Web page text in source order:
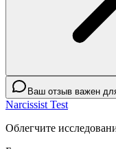
Ваш отзыв важен
Narcissist Test
Облегчите